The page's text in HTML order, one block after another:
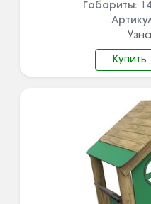
Габариты:
Купить